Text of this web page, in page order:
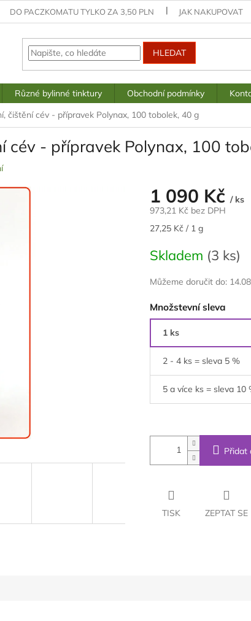
DO PACZKOMATU TYLKO ZA 3,50 PLN JAK NAKUPOVAT
HLEDAT
Různé bylinné tinktury Obchodní podmínky
čištění cév - přípravek Polynax, 100 tobolek, 40 g
cév - přípravek Polynax, 100
1 090 Kč / ks
973,21 Kč bez DPH
Měrná
27,25 Kč / 1 g
Skladem (3 ks)
Můžeme doručit do:
Množstevní sleva
1 ks
2 - 4 ks = sleva 5 %
5 a více ks = sleva 10
Přidat
TISK ZEPTAT SE